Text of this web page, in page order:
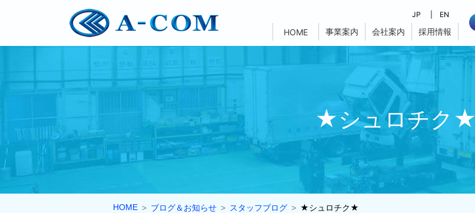
JP EN
HOME 事業案内 会社案内 採用情報
★シュロチク★
HOME ブログ＆お知らせ スタッフブログ ★シュロチク★